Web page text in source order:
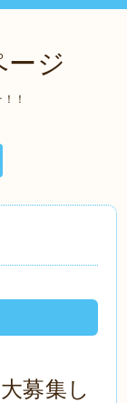
ージ
！
募集し